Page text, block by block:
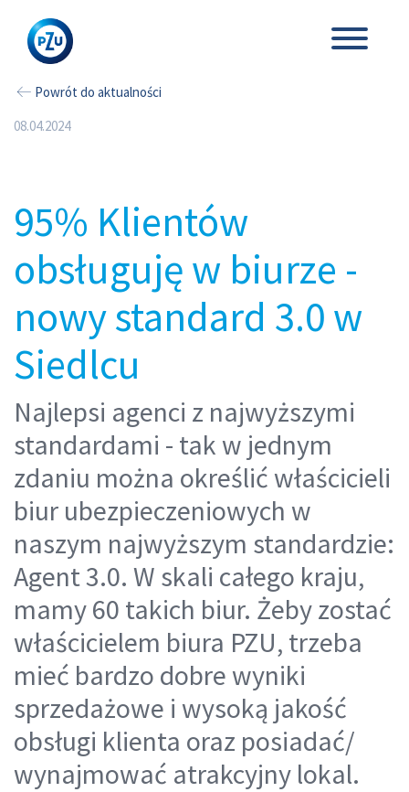
Powrót do aktualności
08.04.2024
95% Klientów
obsługuję w biurze -
nowy standard 3.0 w
Siedlcu
Najlepsi agenci z najwyższymi
standardami - tak w jednym
zdaniu można określić właścicieli
biur ubezpieczeniowych w
naszym najwyższym standardzie:
Agent 3.0. W skali całego kraju,
mamy 60 takich biur. Żeby zostać
właścicielem biura PZU, trzeba
mieć bardzo dobre wyniki
sprzedażowe i wysoką jakość
obsługi klienta oraz posiadać/
wynajmować atrakcyjny lokal.